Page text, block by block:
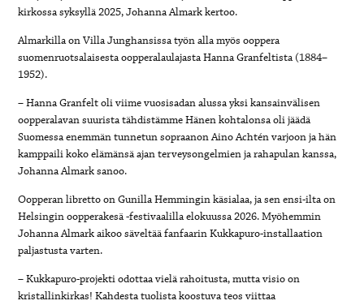
kirkossa syksyllä 2025, Johanna Almark kertoo.
Almarkilla on Villa Junghansissa työn alla myös ooppera
suomenruotsalaisesta oopperalaulajasta Hanna Granfeltista (1884–
1952).
– Hanna Granfelt oli viime vuosisadan alussa yksi kansainvälisen
oopperalavan suurista tähdistämme Hänen kohtalonsa oli jäädä
Suomessa enemmän tunnetun sopraanon Aino Achtén varjoon ja hän
kamppaili koko elämänsä ajan terveysongelmien ja rahapulan kanssa,
Johanna Almark sanoo.
Oopperan libretto on Gunilla Hemmingin käsialaa, ja sen ensi-ilta on
Helsingin oopperakesä -festivaalilla elokuussa 2026. Myöhemmin
Johanna Almark aikoo säveltää fanfaarin Kukkapuro-installaation
paljastusta varten.
– Kukkapuro-projekti odottaa vielä rahoitusta, mutta visio on
kristallinkirkas! Kahdesta tuolista koostuva teos viittaa